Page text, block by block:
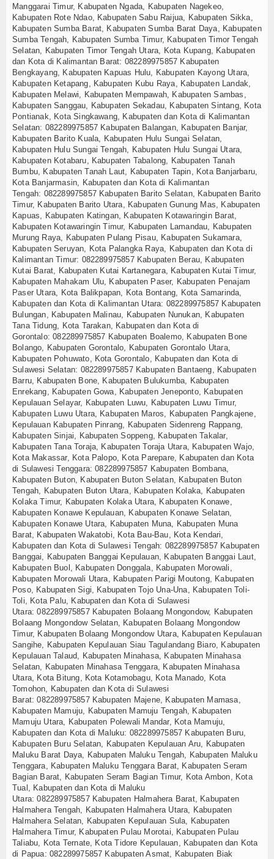
Manggarai Timur, Kabupaten Ngada, Kabupaten Nagekeo,
Kabupaten Rote Ndao, Kabupaten Sabu Raijua, Kabupaten Sikka,
Kabupaten Sumba Barat, Kabupaten Sumba Barat Daya, Kabupaten
Sumba Tengah, Kabupaten Sumba Timur, Kabupaten Timor Tengah
Selatan, Kabupaten Timor Tengah Utara, Kota Kupang, Kabupaten
dan Kota di Kalimantan Barat: 082289975857 Kabupaten
Bengkayang, Kabupaten Kapuas Hulu, Kabupaten Kayong Utara,
Kabupaten Ketapang, Kabupaten Kubu Raya, Kabupaten Landak,
Kabupaten Melawi, Kabupaten Mempawah, Kabupaten Sambas,
Kabupaten Sanggau, Kabupaten Sekadau, Kabupaten Sintang, Kota
Pontianak, Kota Singkawang, Kabupaten dan Kota di Kalimantan
Selatan: 082289975857 Kabupaten Balangan, Kabupaten Banjar,
Kabupaten Barito Kuala, Kabupaten Hulu Sungai Selatan,
Kabupaten Hulu Sungai Tengah, Kabupaten Hulu Sungai Utara,
Kabupaten Kotabaru, Kabupaten Tabalong, Kabupaten Tanah
Bumbu, Kabupaten Tanah Laut, Kabupaten Tapin, Kota Banjarbaru,
Kota Banjarmasin, Kabupaten dan Kota di Kalimantan
Tengah: 082289975857Kabupaten Barito Selatan, Kabupaten Barito
Timur, Kabupaten Barito Utara, Kabupaten Gunung Mas, Kabupaten
Kapuas, Kabupaten Katingan, Kabupaten Kotawaringin Barat,
Kabupaten Kotawaringin Timur, Kabupaten Lamandau, Kabupaten
Murung Raya, Kabupaten Pulang Pisau, Kabupaten Sukamara,
Kabupaten Seruyan, Kota Palangka Raya, Kabupaten dan Kota di
Kalimantan Timur: 082289975857Kabupaten Berau, Kabupaten
Kutai Barat, Kabupaten Kutai Kartanegara, Kabupaten Kutai Timur,
Kabupaten Mahakam Ulu, Kabupaten Paser, Kabupaten Penajam
Paser Utara, Kota Balikpapan, Kota Bontang, Kota Samarinda,
Kabupaten dan Kota di Kalimantan Utara: 082289975857 Kabupaten
Bulungan, Kabupaten Malinau, Kabupaten Nunukan, Kabupaten
Tana Tidung, Kota Tarakan, Kabupaten dan Kota di
Gorontalo:082289975857 Kabupaten Boalemo, Kabupaten Bone
Bolango, Kabupaten Gorontalo, Kabupaten Gorontalo Utara,
Kabupaten Pohuwato, Kota Gorontalo, Kabupaten dan Kota di
Sulawesi Selatan: 082289975857Kabupaten Bantaeng, Kabupaten
Barru, Kabupaten Bone, Kabupaten Bulukumba, Kabupaten
Enrekang, Kabupaten Gowa, Kabupaten Jeneponto, Kabupaten
Kepulauan Selayar, Kabupaten Luwu, Kabupaten Luwu Timur,
Kabupaten Luwu Utara, Kabupaten Maros, Kabupaten Pangkajene,
Kepulauan Kabupaten Pinrang, Kabupaten Sidenreng Rappang,
Kabupaten Sinjai, Kabupaten Soppeng, Kabupaten Takalar,
Kabupaten Tana Toraja, Kabupaten Toraja Utara, Kabupaten Wajo,
Kota Makassar, Kota Palopo, Kota Parepare, Kabupaten dan Kota
di Sulawesi Tenggara:082289975857 Kabupaten Bombana,
Kabupaten Buton, Kabupaten Buton Selatan, Kabupaten Buton
Tengah, Kabupaten Buton Utara, Kabupaten Kolaka, Kabupaten
Kolaka Timur, Kabupaten Kolaka Utara, Kabupaten Konawe,
Kabupaten Konawe Kepulauan, Kabupaten Konawe Selatan,
Kabupaten Konawe Utara, Kabupaten Muna, Kabupaten Muna
Barat, Kabupaten Wakatobi, Kota Bau-Bau, Kota Kendari,
Kabupaten dan Kota di Sulawesi Tengah: 082289975857Kabupaten
Banggai, Kabupaten Banggai Kepulauan, Kabupaten Banggai Laut,
Kabupaten Buol, Kabupaten Donggala, Kabupaten Morowali,
Kabupaten Morowali Utara, Kabupaten Parigi Moutong, Kabupaten
Poso, Kabupaten Sigi, Kabupaten Tojo Una-Una, Kabupaten Toli-
Toli, Kota Palu, Kabupaten dan Kota di Sulawesi
Utara:082289975857Kabupaten Bolaang Mongondow, Kabupaten
Bolaang Mongondow Selatan, Kabupaten Bolaang Mongondow
Timur, Kabupaten Bolaang Mongondow Utara, Kabupaten Kepulauan
Sangihe, Kabupaten Kepulauan Siau Tagulandang Biaro, Kabupaten
Kepulauan Talaud, Kabupaten Minahasa, Kabupaten Minahasa
Selatan, Kabupaten Minahasa Tenggara, Kabupaten Minahasa
Utara, Kota Bitung, Kota Kotamobagu, Kota Manado, Kota
Tomohon, Kabupaten dan Kota di Sulawesi
Barat:082289975857Kabupaten Majene, Kabupaten Mamasa,
Kabupaten Mamuju, Kabupaten Mamuju Tengah, Kabupaten
Mamuju Utara, Kabupaten Polewali Mandar, Kota Mamuju,
Kabupaten dan Kota di Maluku: 082289975857 Kabupaten Buru,
Kabupaten Buru Selatan, Kabupaten Kepulauan Aru, Kabupaten
Maluku Barat Daya, Kabupaten Maluku Tengah, Kabupaten Maluku
Tenggara, Kabupaten Maluku Tenggara Barat, Kabupaten Seram
Bagian Barat, Kabupaten Seram Bagian Timur, Kota Ambon, Kota
Tual, Kabupaten dan Kota di Maluku
Utara:082289975857Kabupaten Halmahera Barat, Kabupaten
Halmahera Tengah, Kabupaten Halmahera Utara, Kabupaten
Halmahera Selatan, Kabupaten Kepulauan Sula, Kabupaten
Halmahera Timur, Kabupaten Pulau Morotai, Kabupaten Pulau
Taliabu, Kota Ternate, Kota Tidore Kepulauan, Kabupaten dan Kota
di Papua: 082289975857 Kabupaten Asmat, Kabupaten Biak